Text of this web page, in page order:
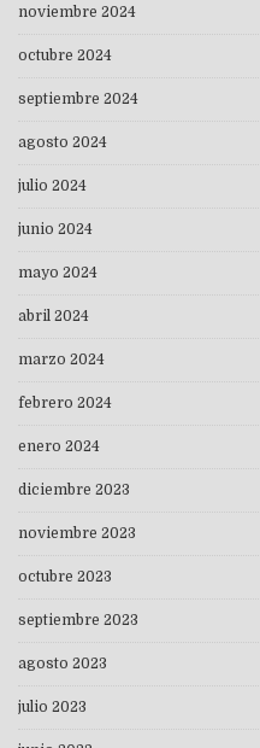
noviembre 2024
octubre 2024
septiembre 2024
agosto 2024
julio 2024
junio 2024
mayo 2024
abril 2024
marzo 2024
febrero 2024
enero 2024
diciembre 2023
noviembre 2023
octubre 2023
septiembre 2023
agosto 2023
julio 2023